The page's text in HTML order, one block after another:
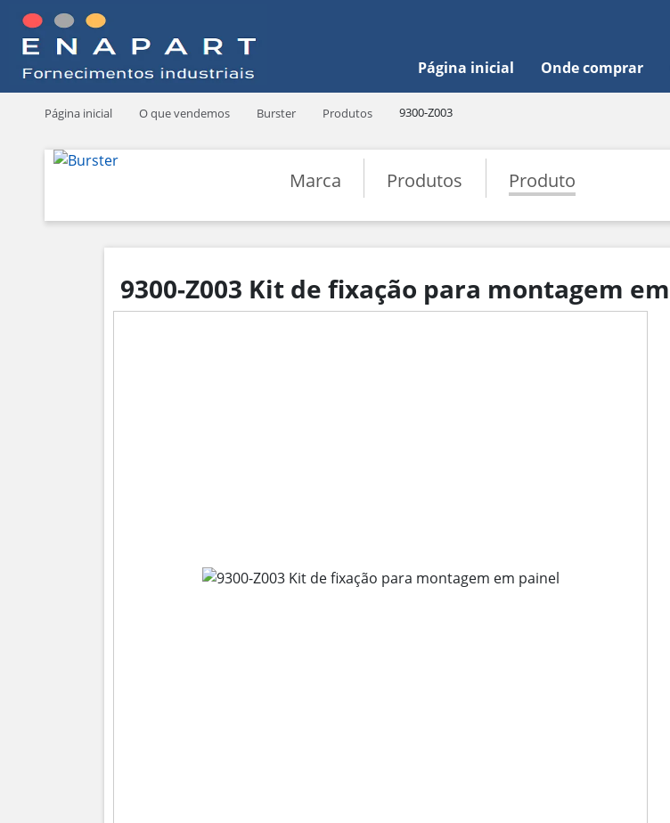
Página inicial Onde comprar
Página inicial O que vendemos Burster Produtos 9300-Z003
Marca Produtos Produto
9300-Z003 Kit de fixação para montagem